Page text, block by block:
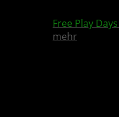
Free Play Days
mehr